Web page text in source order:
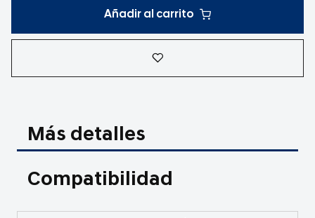
Añadir al carrito
Más detalles
Compatibilidad